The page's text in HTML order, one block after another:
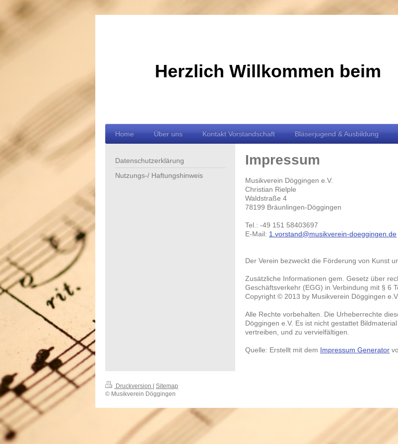
Herzlich Willkommen beim
Home Über uns Kontakt Vorstandschaft Bläserjugend & Ausbildung
Impressum
Musikverein Döggingen e.V.
Christian Rielple
Waldstraße 4
78199 Bräunlingen-Döggingen
Tel.: -49 151 58403697
E-Mail: 1.vorstand@musikverein-doeggingen.de
Der Verein bezweckt die Förderung von Kunst
Zusätzliche Informationen gem. Gesetz über
Geschäftsverkehr (EGG) in Verbindung mit § 6
Copyright © 2013 by Musikverein Döggingen e.V.
Alle Rechte vorbehalten. Die Urheberrechte
Döggingen e.V. Es ist nicht gestattet
vertreiben, und zu vervielfältigen.
Quelle: Erstellt mit dem Impressum Generator
Datenschutzerklärung
Nutzungs-/ Haftungshinweis
Druckversion | Sitemap
© Musikverein Döggingen